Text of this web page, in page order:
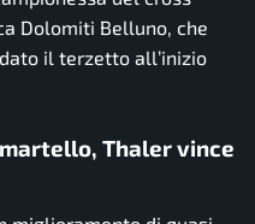
Dolomiti Belluno, che
il terzetto all’inizio
Thaler vince